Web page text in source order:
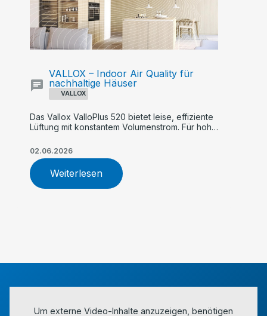
VALLOX
VALLOX – Indoor Air Quality für
nachhaltige Häuser
Das Vallox ValloPlus 520 bietet leise, effiziente
Lüftung mit konstantem Volumenstrom. Für hohe
maximalen Komfort im Einfamilienhaus.
02.06.2026
Weiterlesen
Um externe Video-Inhalte anzuzeigen, benötigen